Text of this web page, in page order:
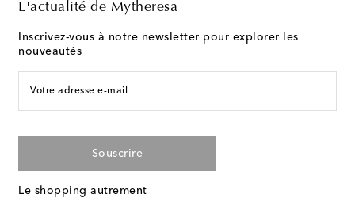
L'actualité de Mytheresa
Inscrivez-vous à notre newsletter pour explorer les
nouveautés
Votre adresse e-mail
Souscrire
Le shopping autrement